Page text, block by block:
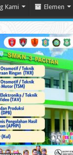
Kami Elemen